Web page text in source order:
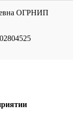
ОГРНИП